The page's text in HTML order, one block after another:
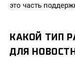
это часть
КАКОЙ ТИП
ДЛЯ